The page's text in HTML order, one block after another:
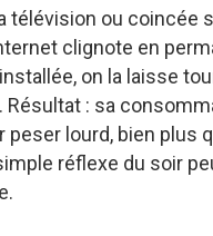
télévision ou coincée
clignote en
on la laisse
Résultat : sa
lourd, bien plus
réflexe du soir